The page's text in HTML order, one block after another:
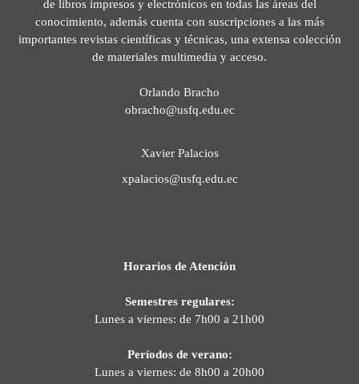
de libros impresos y electrónicos en todas las áreas del
conocimiento, además cuenta con suscripciones a las más
importantes revistas científicas y técnicas, una extensa colección
de materiales multimedia y acceso.
Orlando Bracho
obracho@usfq.edu.ec
Xavier Palacios
xpalacios@usfq.edu.ec
Horarios de Atención
Semestres regulares:
Lunes a viernes: de 7h00 a 21h00
Períodos de verano:
Lunes a viernes: de 8h00 a 20h00